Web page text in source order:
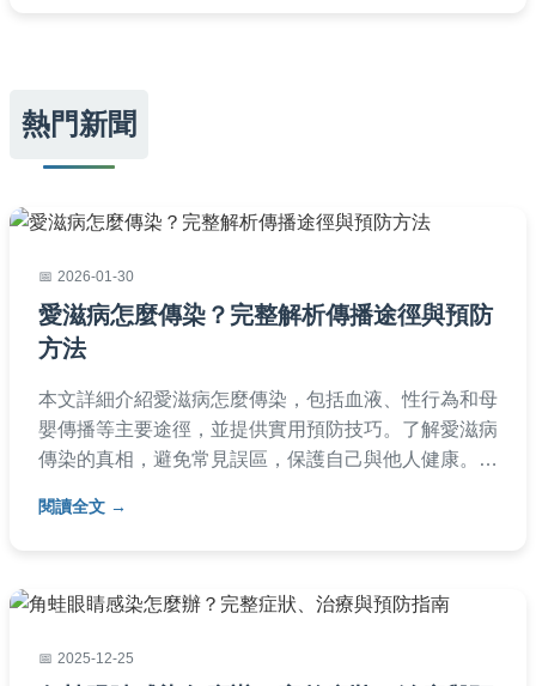
熱門新聞
2026-01-30
愛滋病怎麼傳染？完整解析傳播途徑與預防
方法
本文詳細介紹愛滋病怎麼傳染，包括血液、性行為和母
嬰傳播等主要途徑，並提供實用預防技巧。了解愛滋病
傳染的真相，避免常見誤區，保護自己與他人健康。文
閱讀全文
2025-12-25